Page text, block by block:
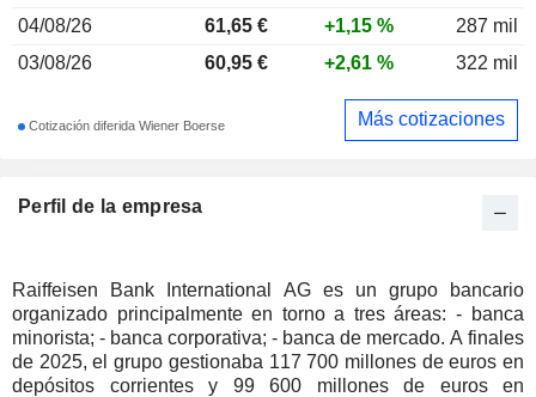
Perfil de la empresa
Raiffeisen Bank International AG es un grupo bancario
organizado principalmente en torno a tres áreas: - banca
minorista; - banca corporativa; - banca de mercado. A finales
de 2025, el grupo gestionaba 117 700 millones de euros en
depósitos corrientes y 99 600 millones de euros en
04/08/26
61,65 € +1,15 %
287 mil
03/08/26
60,95 € +2,61 % 322 mil
Cotización diferida Wiener Boerse Más cotizaciones